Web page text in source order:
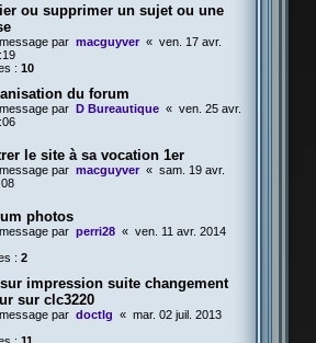
ou supprimer un sujet ou une
par macguyver « ven. 17 avr.
: 10
du forum
par D Bureautique « ven. 25 avr.
le site à sa vocation 1er
par macguyver « sam. 19 avr.
photos
par perri28 « ven. 11 avr. 2014
: 2
impression suite changement
sur clc3220
par doctlg « mar. 02 juil. 2013